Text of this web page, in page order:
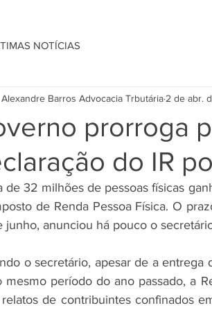
NOTÍCIAS
prorroga
do IR
Alexandre Barros Advocacia Trbutária 2 de abr.
de 32 milhões de pessoas físicas
de Renda Pessoa Física. O
junho, anunciou há pouco o
o secretário, apesar de a
mesmo período do ano passado, a
de contribuintes confinados